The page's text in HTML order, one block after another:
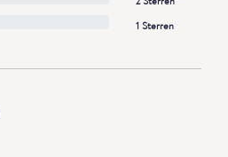
1 Sterren